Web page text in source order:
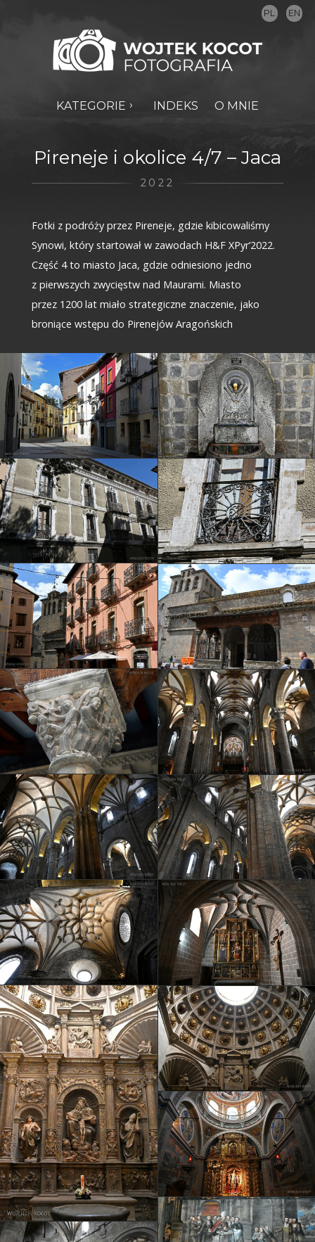
PL EN
KATEGORIE INDEKS O MNIE
Pireneje i okolice 4/7 – Jaca
2022
Fotki z podróży przez Pireneje, gdzie kibicowaliśmy
Synowi, który startował w zawodach H&F XPyr’2022.
Część 4 to miasto Jaca, gdzie odniesiono jedno
z pierwszych zwycięstw nad Maurami. Miasto
przez 1200 lat miało strategiczne znaczenie, jako
broniące wstępu do Pirenejów Aragońskich